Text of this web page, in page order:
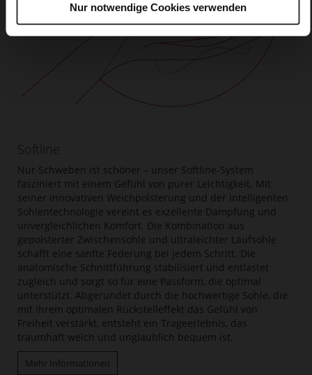
Nur notwendige Cookies verwenden
Softline
Nur Schweben ist schöner – unser Softline-System
fasziniert mit einem Gefühl von purer Leichtigkeit. Mit
seiner innovativen Weichpolsterung und der intelligenten
Sohlentechnologie vereint es exzellente Dämpfung und
unvergleichlichen Komfort. Die Kombination aus
gepolsterter Zwischensohle und ultraleichter Laufsohle
schafft eine sanfte Federung bei jedem Schritt. Die
anatomische Schnittführung stabilisiert und entlastet
zugleich und sorgt so für eine Passform, die optimal
unterstützt. Abgerundet durch die hochwertige Sohle, die
mit ihrem optimalen Rückstelleffekt das Gefühl von
Freiheit verstärkt, entsteht ein Trageerlebnis, das
traumhaft weich und unglaublich bequem ist.
Mehr Informationen